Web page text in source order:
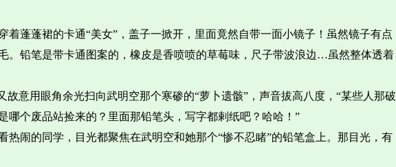
蓬蓬裙的卡通“美女”，盖子一掀开，里面竟然自带一面小镜子！虽然镜子有点
。铅笔是带卡通图案的，橡皮是香喷喷的草莓味，尺子带波浪边…虽然整体透着
意用眼角余光扫向武明空那个寒碜的“萝卜遗骸”，声音拔高八度，“某些人那破
个废品站捡来的？里面那铅笔头，写字都剌纸吧？哈哈！”
闹的同学，目光都聚焦在武明空和她那个“惨不忍睹”的铅笔盒上。那目光，有